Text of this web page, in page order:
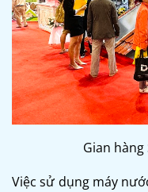
Gian
Việc sử dụng máy